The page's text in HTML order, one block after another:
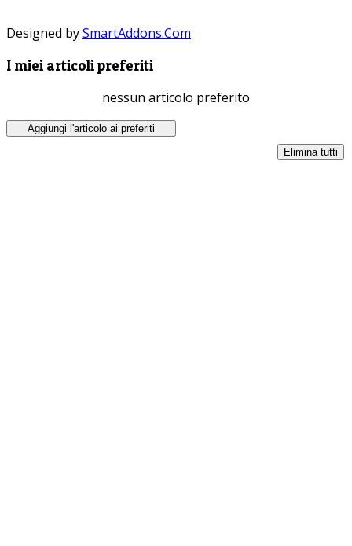
Designed bySmartAddons.Com
I miei articoli preferiti
nessun articolo preferito